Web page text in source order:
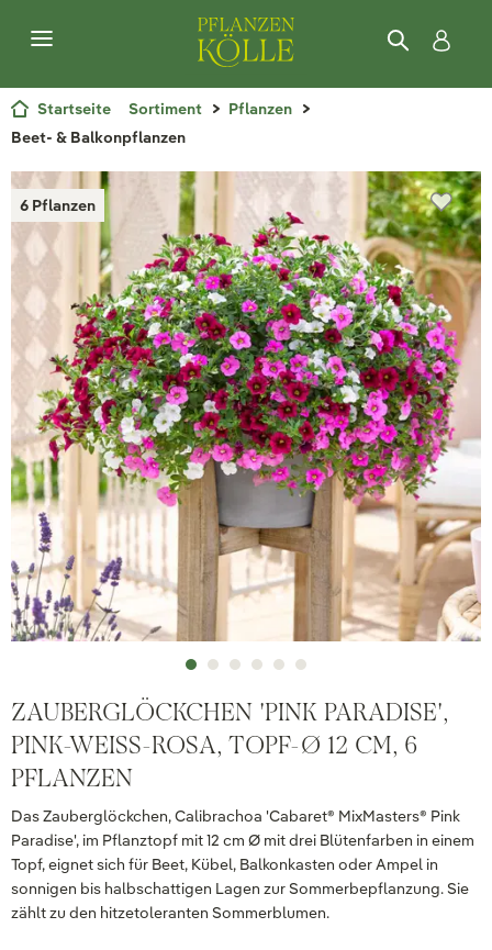
Startseite Sortiment
Pflanzen
Beet- & Balkonpflanzen
6 Pflanzen
ZAUBERGLÖCKCHEN 'PINK PARADISE',
PINK-WEISS-ROSA, TOPF-Ø 12 CM, 6 P
FLANZEN
Das Zauberglöckchen, Calibrachoa 'Cabaret® MixMasters® Pink
Paradise', im Pflanztopf mit 12 cm Ø mit drei Blütenfarben in einem
Topf, eignet sich für Beet, Kübel, Balkonkasten oder Ampel in
sonnigen bis halbschattigen Lagen zur Sommerbepflanzung. Sie
zählt zu den hitzetoleranten Sommerblumen.